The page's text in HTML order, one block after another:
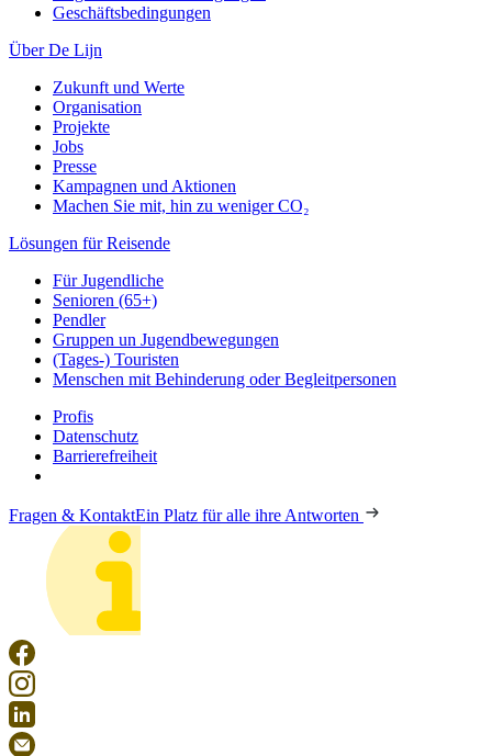
Geschäftsbedingungen
Über De Lijn
Zukunft und Werte
Organisation
Projekte
Jobs
Presse
Kampagnen und Aktionen
Machen Sie mit, hin zu weniger CO₂
Lösungen für Reisende
Für Jugendliche
Senioren (65+)
Pendler
Gruppen un Jugendbewegungen
(Tages-) Touristen
Menschen mit Behinderung oder Begleitpersonen
Profis
Datenschutz
Barrierefreiheit
Fragen & KontaktEin Platz für alle ihre Antworten